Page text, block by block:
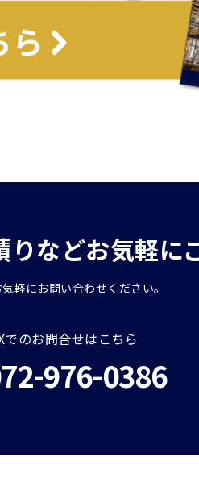
などお気軽に
軽にお問い合わせください。
でのお問合せはこちら
976-0386